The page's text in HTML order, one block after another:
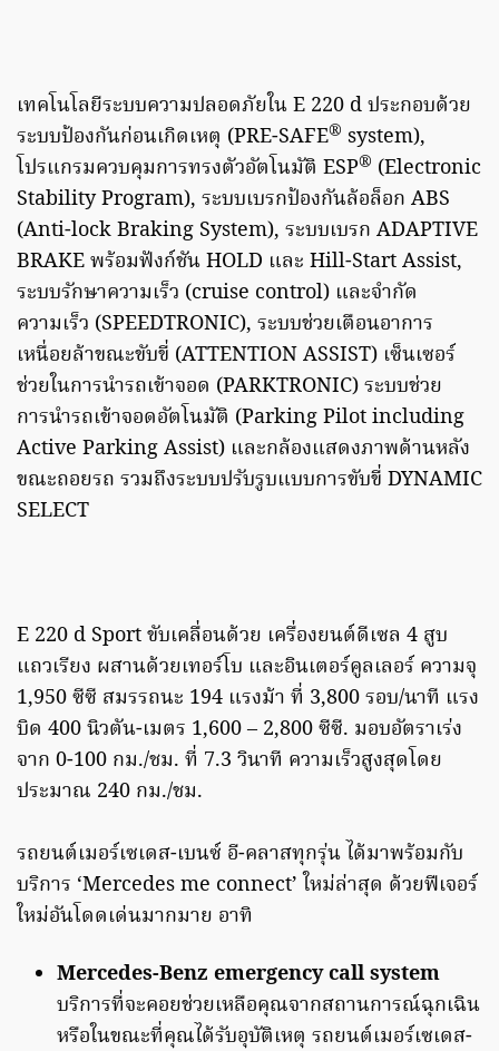
เทคโนโลยีระบบความปลอดภัยใน E 220 d ประกอบด้วย
ระบบป้องกันก่อนเกิดเหตุ (PRE-SAFE® system),
โปรแกรมควบคุมการทรงตัวอัตโนมัติ ESP® (Electronic
Stability Program), ระบบเบรกป้องกันล้อล็อก ABS
(Anti-lock Braking System), ระบบเบรก ADAPTIVE
BRAKE พร้อมฟังก์ชัน HOLD และ Hill-Start Assist,
ระบบรักษาความเร็ว (cruise control) และจำกัด
ความเร็ว (SPEEDTRONIC), ระบบช่วยเตือนอาการ
เหนื่อยล้าขณะขับขี่ (ATTENTION ASSIST) เซ็นเซอร์
ช่วยในการนำรถเข้าจอด (PARKTRONIC) ระบบช่วย
การนำรถเข้าจอดอัตโนมัติ (Parking Pilot including
Active Parking Assist) และกล้องแสดงภาพด้านหลัง
ขณะถอยรถ รวมถึงระบบปรับรูบแบบการขับขี่ DYNAMIC
SELECT
E 220 d Sport ขับเคลื่อนด้วย เครื่องยนต์ดีเซล 4 สูบ
แถวเรียง ผสานด้วยเทอร์โบ และอินเตอร์คูลเลอร์ ความจุ
1,950 ซีซี สมรรถนะ 194 แรงม้า ที่ 3,800 รอบ/นาที แรง
บิด 400 นิวตัน-เมตร 1,600 – 2,800 ซีซี. มอบอัตราเร่ง
จาก 0-100 กม./ชม. ที่ 7.3 วินาที ความเร็วสูงสุดโดย
ประมาณ 240 กม./ชม.
รถยนต์เมอร์เซเดส-เบนซ์ อี-คลาสทุกรุ่น ได้มาพร้อมกับ
บริการ ‘Mercedes me connect’ ใหม่ล่าสุด ด้วยฟีเจอร์
ใหม่อันโดดเด่นมากมาย อาทิ
Mercedes-Benz emergency call system
บริการที่จะคอยช่วยเหลือคุณจากสถานการณ์ฉุกเฉิน
หรือในขณะที่คุณได้รับอุบัติเหตุ รถยนต์เมอร์เซเดส-